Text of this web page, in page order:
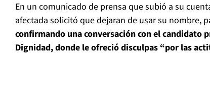
En un comunicado de prensa que subió a su
afectada solicitó que dejaran de usar su nombre,
confirmando una conversación con el candidato
Dignidad, donde le ofreció disculpas “por las